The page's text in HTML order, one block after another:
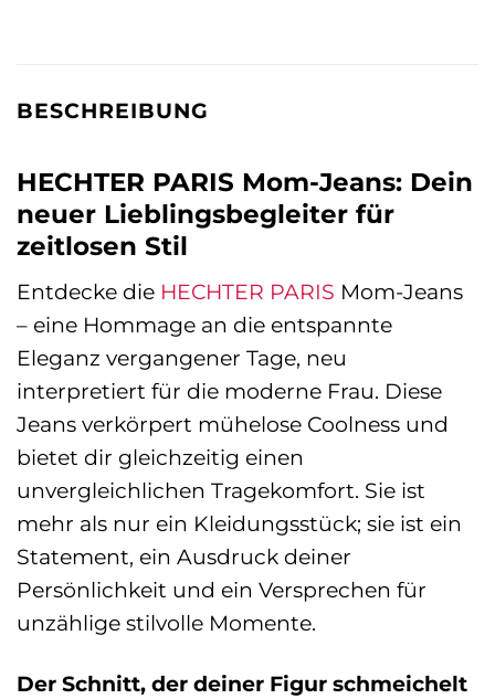
BESCHREIBUNG
HECHTER PARIS Mom-Jeans: Dein
neuer Lieblingsbegleiter für
zeitlosen Stil
Entdecke die HECHTER PARIS Mom-Jeans
– eine Hommage an die entspannte
Eleganz vergangener Tage, neu
interpretiert für die moderne Frau. Diese
Jeans verkörpert mühelose Coolness und
bietet dir gleichzeitig einen
unvergleichlichen Tragekomfort. Sie ist
mehr als nur ein Kleidungsstück; sie ist ein
Statement, ein Ausdruck deiner
Persönlichkeit und ein Versprechen für
unzählige stilvolle Momente.
Der Schnitt, der deiner Figur schmeichelt